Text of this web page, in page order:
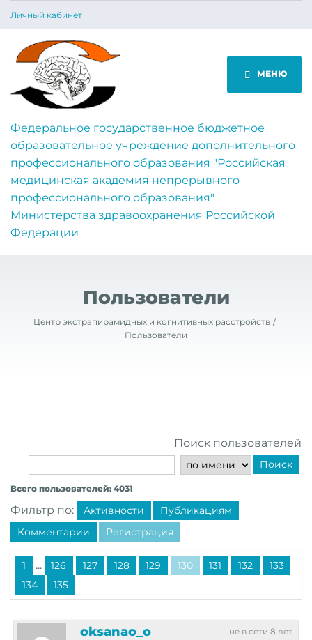
Личный кабинет
МЕНЮ
Федеральное государственное бюджетное
образовательное учреждение дополнительного
профессионального образования "Российская
медицинская академия непрерывного
профессионального образования"
Министерства здравоохранения Российской
Федерации
Пользователи
Центр экстрапирамидных и когнитивных расстройств
Пользователи
Поиск пользователей
Поиск
Всего пользователей: 4031
Фильтр по: Активности
Публикациям
Комментарии
Регистрация
1 ... 126 127 128 129 130 131 132
133
134
135
не в сети 8 лет
oksanao_o